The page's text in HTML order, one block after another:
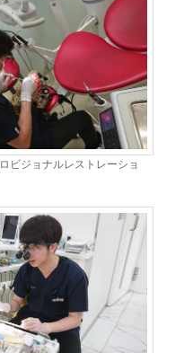
ビジョナルレストレーショ